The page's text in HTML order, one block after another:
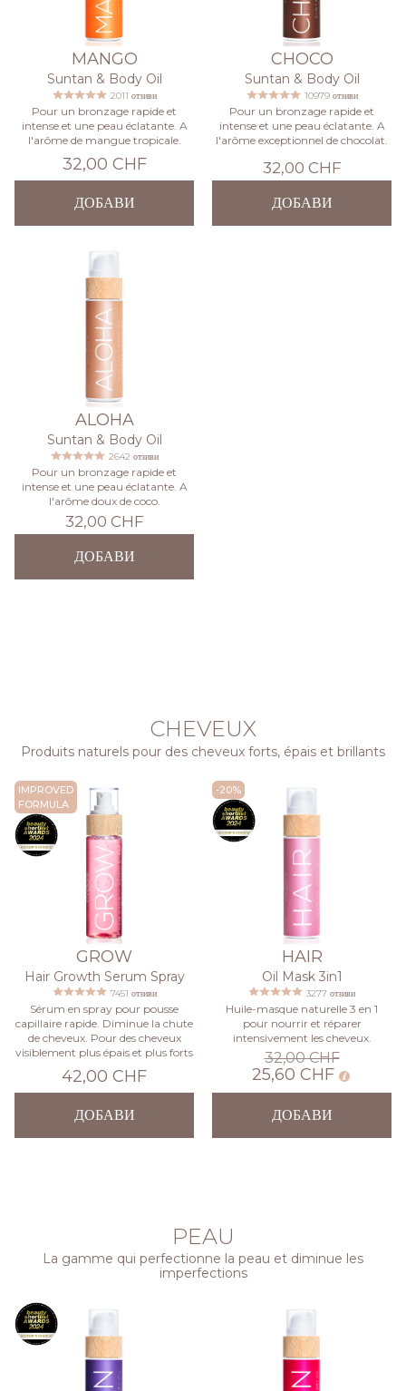
MANGO
Suntan & Body Oil
2011 отзиви
Pour un bronzage rapide et
intense et une peau éclatante. A
l'arôme de mangue tropicale.
32,00 CHF
ДОБАВИ
CHOCO
Suntan & Body Oil
10979 отзиви
Pour un bronzage rapide et
intense et une peau éclatante. A
l'arôme exceptionnel de chocolat.
32,00 CHF
ДОБАВИ
ALOHA
Suntan & Body Oil
2642 отзиви
Pour un bronzage rapide et
intense et une peau éclatante. A
l'arôme doux de coco.
32,00 CHF
ДОБАВИ
CHEVEUX
Produits naturels pour des cheveux forts, épais et brillants
IMPROVED
FORMULA
GROW
Hair Growth Serum Spray
7451 отзиви
Sérum en spray pour pousse
capillaire rapide. Diminue la chute
de cheveux. Pour des cheveux
visiblement plus épais et plus forts
42,00 CHF
ДОБАВИ
-20%
HAIR
Oil Mask 3in1
3277 отзиви
Huile-masque naturelle 3 en 1
pour nourrir et réparer
intensivement les cheveux.
32,00 CHF
25,60 CHF
ДОБАВИ
PEAU
La gamme qui perfectionne la peau et diminue les
imperfections